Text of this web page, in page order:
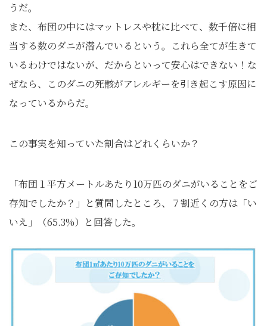
うだ。
また、布団の中にはマットレスや枕に比べて、数千倍に相
当する数のダニが潜んでいるという。これら全てが生きて
いるわけではないが、だからといって安心はできない！な
ぜなら、このダニの死骸がアレルギーを引き起こす原因に
なっているからだ。
この事実を知っていた割合はどれくらいか？
「布団１平方メートルあたり10万匹のダニがいることをご
存知でしたか？」と質問したところ、７割近くの方は「い
いえ」（65.3%）と回答した。